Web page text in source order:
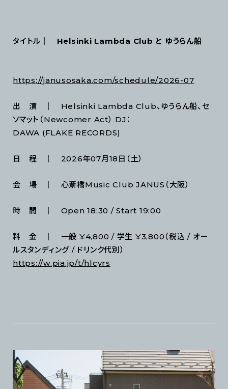
タイトル｜ Helsinki Lambda Club と ゆうらん船
https://janusosaka.com/schedule/2026-07
出 演 ｜ Helsinki Lambda Club、ゆうらん船、セ
ソマット（Newcomer Act） DJ：
DAWA (FLAKE RECORDS)
日 程 ｜ 2026年07月18日（土）
会 場 ｜ 心斎橋Music Club JANUS（大阪）
時 間 ｜ Open 18:30 / Start 19:00
料 金 ｜ 一般 ¥4,800 / 学生 ¥3,800（税込 / オー
ルスタンディング / ドリンク代別）
https://w.pia.jp/t/hlcyrs